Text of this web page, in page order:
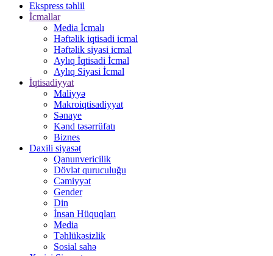
Ekspress təhlil
İcmallar
Media İcmalı
Həftəlik iqtisadi icmal
Həftəlik siyasi icmal
Aylıq İqtisadi İcmal
Aylıq Siyasi İcmal
İqtisadiyyat
Maliyyə
Makroiqtisadiyyat
Sənaye
Kənd təsərrüfatı
Biznes
Daxili siyasət
Qanunvericilik
Dövlət quruculuğu
Cəmiyyət
Gender
Din
İnsan Hüquqları
Media
Təhlükəsizlik
Sosial sahə